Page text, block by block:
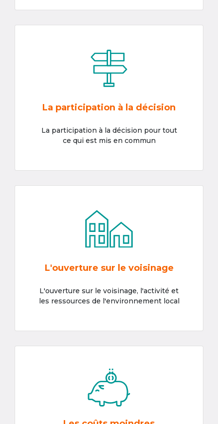
La participation à la décision
La participation à la décision pour tout
ce qui est mis en commun
L'ouverture sur le voisinage
L'ouverture sur le voisinage, l'activité et
les ressources de l'environnement local